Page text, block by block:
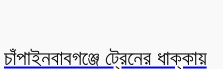
চাঁপাইনবাবগঞ্জে ট্রেনের ধাক্কায়